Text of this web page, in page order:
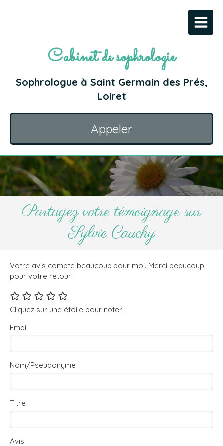
Cabinet de sophrologie
Sophrologue à Saint Germain des Prés,
Loiret
Appeler
Partagez votre témoignage sur
Sylvie Cauchy
Votre avis compte beaucoup pour moi. Merci beaucoup
pour votre retour !
Cliquez sur une étoile pour noter !
Email
Nom/Pseudonyme
Titre
Avis